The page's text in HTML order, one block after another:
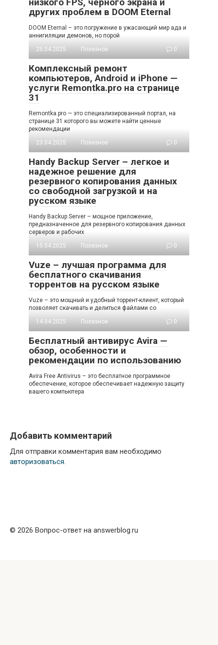
других проблем в DOOM Eternal
DOOM Eternal – это погружение в ужасающий мир ада и
аннигиляции демонов, но порой
25.04.2025
Полезное 0
Комплексный ремонт
компьютеров, Android и iPhone —
услуги Remontka.pro на странице
31
Remontka.pro — это специализированный портал, на
странице 31 которого вы можете найти ценные
рекомендации
23.04.2025
Полезное 0
Handy Backup Server – легкое и
надежное решение для
резервного копирования данных
со свободной загрузкой и на
русском языке
Handy Backup Server – мощное приложение,
предназначенное для резервного копирования данных
серверов и рабочих
15.04.2025
Полезное 0
Vuze – лучшая программа для
бесплатного скачивания
торрентов на русском языке
Vuze – это мощный и удобный торрент-клиент, который
позволяет скачивать и делиться файлами со
14.04.2025
Полезное 0
Бесплатный антивирус Avira —
обзор, особенности и
рекомендации по использованию
Avira Free Antivirus – это бесплатное программное
обеспечение, которое обеспечивает надежную защиту
вашего компьютера
Добавить комментарий
Для отправки комментария вам необходимо
авторизоваться.
© 2026 Вопрос-ответ на answerblog.ru